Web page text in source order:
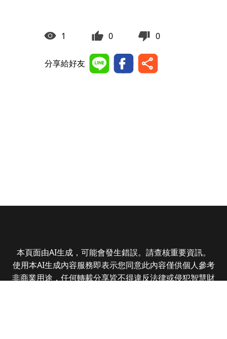
1 0 0
分享給好友
本頁面由AI生成，可能會發生錯誤。請查核重要資訊。
使用本AI生成內容服務即表示您同意此內容僅供個人參考
非商業用途，任何轉載分享皆不得違反法律或侵犯智慧財